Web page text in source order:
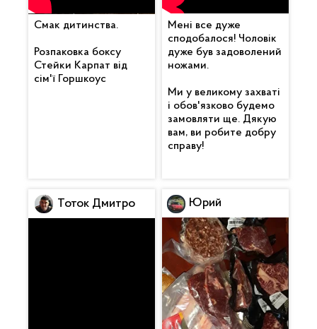
Смак дитинства.
Розпаковка боксу
Стейки Карпат від
сім'ї Горшкоус
Тоток Дмитро Юрий
Мені все дуже
сподобалося! Чоловік
дуже був задоволений
ножами.
Ми у великому захваті
і обов'язково будемо
замовляти ще. Дякую
вам, ви робите добру
справу!